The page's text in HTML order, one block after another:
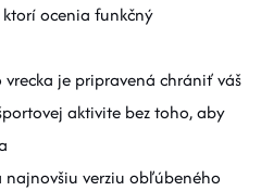
ocenia funkčný
je pripravená chrániť váš
aktivite bez toho, aby
verziu obľúbeného